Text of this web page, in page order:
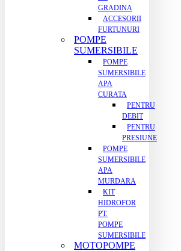
GRADINA
ACCESORII
FURTUNURI
POMPE
SUMERSIBILE
POMPE
SUMERSIBILE
APA
CURATA
PENTRU
DEBIT
PENTRU
PRESIUNE
POMPE
SUMERSIBILE
APA
MURDARA
KIT
HIDROFOR
PT.
POMPE
SUMERSIBILE
MOTOPOMPE